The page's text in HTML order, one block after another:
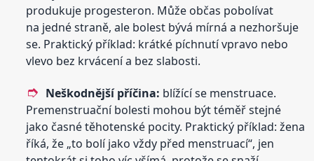
produkuje progesteron. Může občas pobolívat
na jedné straně, ale bolest bývá mírná a nezhoršuje
se. Praktický příklad: krátké píchnutí vpravo nebo
vlevo bez krvácení a bez slabosti.
Neškodnější příčina: blížící se menstruace.
Premenstruační bolesti mohou být téměř stejné
jako časné těhotenské pocity. Praktický příklad: žena
říká, že „to bolí jako vždy před menstruací“, jen